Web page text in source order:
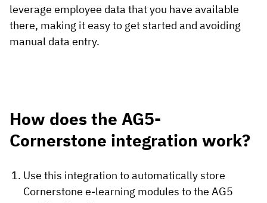
leverage employee data that you have available
there, making it easy to get started and avoiding
manual data entry.
How does the AG5-
Cornerstone integration work?
Use this integration to automatically store
Cornerstone e-learning modules to the AG5